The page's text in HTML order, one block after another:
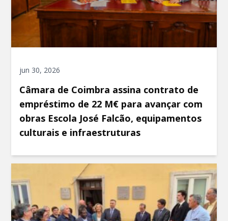
jun 30, 2026
Câmara de Coimbra assina contrato de
empréstimo de 22 M€ para avançar com
obras Escola José Falcão, equipamentos
culturais e infraestruturas